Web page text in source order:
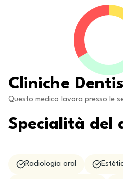
Cliniche
Questo medico lavora presso le
Specialità del
Radiología oral